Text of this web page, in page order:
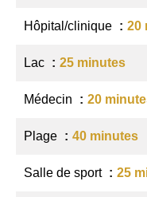
Hôpital/clinique 20
Lac 25 minutes
Médecin 20
Plage 40 minutes
Salle de sport 25